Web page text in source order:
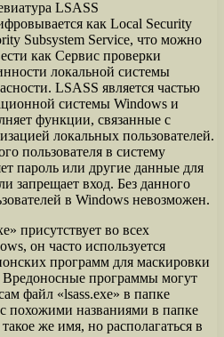
LSASS
как Local Security
Subsystem Service, что можно
как Сервис проверки
локальной системы
LSASS является частью
системы Windows и
функции, связанные с
локальных пользователей.
пользователя в систему
пароль или другие данные для
запрещает вход. Без данного
в Windows невозможен.
присутствует во всех
он часто используется
программ для маскировки
Вредоносные программы могут
файл «lsass.exe» в папке
похожими названиями в папке
же имя, но располагаться в